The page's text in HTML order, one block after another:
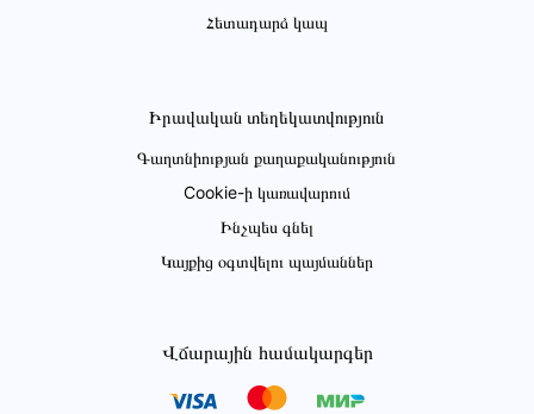
Հետադարձ կապ
Իրավական տեղեկատվություն
Գաղտնիության քաղաքականություն
Cookie-ի կառավարում
Ինչպես գնել
Կայքից օգտվելու պայմաններ
Վճարային համակարգեր